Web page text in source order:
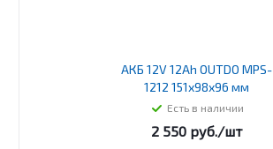
АКБ 12V 12Ah OUTDO MPS-
1212 151х98х96 мм
Есть в наличии
2 550руб./шт